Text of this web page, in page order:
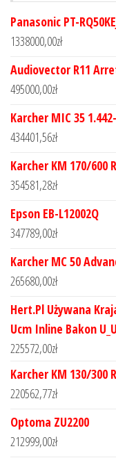
Panasonic PT-
1338000,00zł
Audiovector R11
495000,00zł
Karcher MIC 35
434401,56zł
Karcher KM 170/600
354581,28zł
Epson EB-L12002Q
347789,00zł
Karcher MC 50
265680,00zł
Hert.Pl Używana
Ucm Inline Bakon
225572,00zł
Karcher KM 130/300
220562,77zł
Optoma ZU2200
212999,00zł